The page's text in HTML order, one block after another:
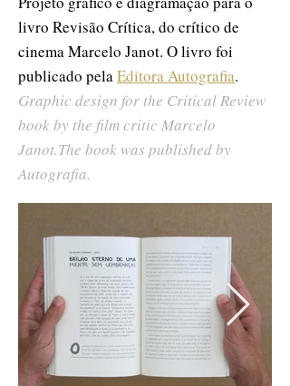
livro Revisão Crítica, do crítico de
cinema Marcelo Janot. O livro foi
publicado pelaEditora Autografia.
Graphic design for the Critical Review
book by the film critic Marcelo
Janot.The book was published by
Autografia.